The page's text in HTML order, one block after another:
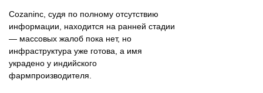
Cozaninc, судя по полному отсутствию
информации, находится на ранней стадии
— массовых жалоб пока нет, но
инфраструктура уже готова, а имя
украдено у индийского
фармпроизводителя.